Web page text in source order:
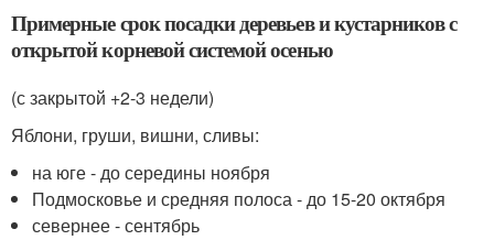
Примерные срок посадки деревьев и кустарников с
открытой корневой системой осенью
(с закрытой +2-3 недели)
Яблони, груши, вишни, сливы:
на юге - до середины ноября
Подмосковье и средняя полоса - до 15-20 октября
севернее - сентябрь